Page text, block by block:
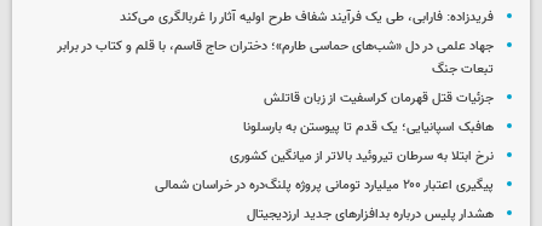
فریدزاده: فارابی، طی یک فرآیند شفاف طرح اولیه آثار را غربالگری می‌کند
جهاد علمی در دل «شب‌های حماسی طارم»؛ دختران حاج قاسم، با قلم و کتاب در برابر
تبعات جنگ
جزئیات قتل قهرمان کراسفیت از زبان قاتلش
هافبک اسپانیایی؛ یک قدم تا پیوستن به بارسلونا
نرخ ابتلا به سرطان تیروئید بالاتر از میانگین کشوری
پیگیری اعتبار ۲۰۰ میلیارد تومانی پروژه پلنگ‌دره در خراسان شمالی
هشدار پلیس درباره بدافزارهای جدید ارزدیجیتال